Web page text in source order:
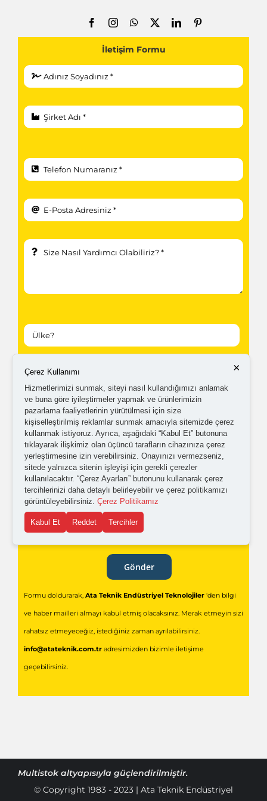
İletişim Formu
Kampanyalardan ve güncellemelerden haberdar
olabilmem için tarafımaticari elektronik ileti
gönderilmesini kabul ediyorum.
Kişisel verilerimin işlenmesine yönelikaydınlatma ve
açık rıza metni 'ni okudum, onaylıyorum.
Gönder
Formu doldurarak, Ata Teknik Endüstriyel Teknolojiler'den bilgi
ve haber mailleri almayı kabul etmiş olacaksınız. Merak etmeyin sizi
rahatsız etmeyeceğiz, istediğiniz zaman ayrılabilirsiniz.
info@atateknik.com.tradresimizden bizimle iletişime
geçebilirsiniz.
Multistok altyapısıyla güçlendirilmiştir.
© Copyright 1983 - 2023 | Ata Teknik Endüstriyel
×
Çerez Kullanımı
Hizmetlerimizi sunmak, siteyi nasıl kullandığımızı anlamak
ve buna göre iyileştirmeler yapmak ve ürünlerimizin
pazarlama faaliyetlerinin yürütülmesi için size
kişiselleştirilmiş reklamlar sunmak amacıyla sitemizde çerez
kullanmak istiyoruz. Ayrıca, aşağıdaki “Kabul Et” butonuna
tıklayarak ilişkimiz olan üçüncü tarafların cihazınıza çerez
yerleştirmesine izin verebilirsiniz. Onayınızı vermezseniz,
sitede yalnızca sitenin işleyişi için gerekli çerezler
kullanılacaktır. “Çerez Ayarları” butonunu kullanarak çerez
tercihlerinizi daha detaylı belirleyebilir ve çerez politikamızı
görüntüleyebilirsiniz. Çerez Politikamız
Kabul Et Reddet Tercihler